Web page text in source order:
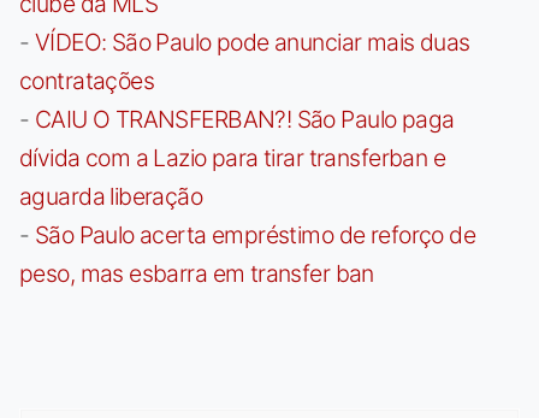
- VÍDEO: São Paulo pode anunciar mais duas
contratações
- CAIU O TRANSFERBAN?! São Paulo paga
dívida com a Lazio para tirar transferban e
aguarda liberação
- São Paulo acerta empréstimo de reforço de
peso, mas esbarra em transfer ban